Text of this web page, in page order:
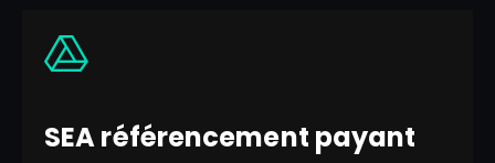
SEA référencement payant